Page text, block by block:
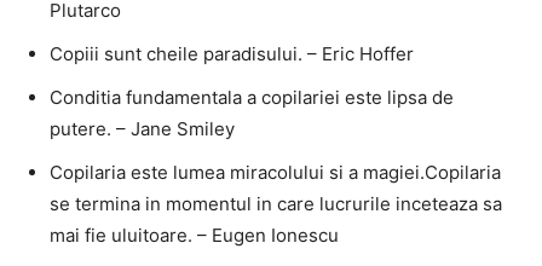
Plutarco
Copiii sunt cheile paradisului. – Eric Hoffer
Conditia fundamentala a copilariei este lipsa de
putere. – Jane Smiley
Copilaria este lumea miracolului si a magiei.Copilaria
se termina in momentul in care lucrurile inceteaza sa
mai fie uluitoare. – Eugen Ionescu